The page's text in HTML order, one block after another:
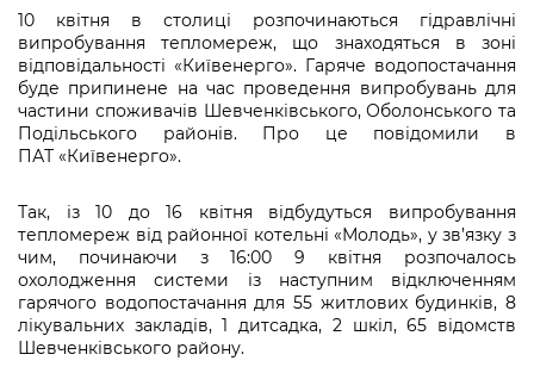
Рішення та розпорядження
Проєкти розпоряджень, що
перебувають на погодженні КМВА
Рішення Київради
Графік роботи та прийому громадян
Вакансії
Статистика
Освіта та навчальні заклади
Дороги, транспорт та парковки
Навколишнє середовище міста
Містобудування та земельні ділянки
Культура, спорт, дозвілля
Бізнес та ліцензування
Фінанси та бюджет
Громадська експертиза
Громадський бюджет
Консультації з громадськістю
Громадська рада
Петиції
Відкритий бюджет
Контактний центр
Інформація з обмеженим доступом
Подати запит онлайн
Проекти нормативно-правових та
Нормативна база
Питання і відповіді про публічну
інформацію
Порядок оскарження рішень, дій чи
Медіагалерея
Підписатися на новини та анонси від
КМДА / Subscribe to announcements
from the KCSA
Accreditation process
Подати журналістський запит /
Submitting a media request
Зйомки в лікарнях в умовах воєнного
стану / Rules for media coverage of
Портал Послуг
10 квітня в столиці розпочинаються гідравлічні
випробування тепломереж, що знаходяться в зоні
відповідальності «Київенерго». Гаряче водопостачання
буде припинене на час проведення випробувань для
частини споживачів Шевченківського, Оболонського та
Подільського районів. Про це повідомили в
ПАТ «Київенерго».
Так, із 10 до 16 квітня відбудуться випробування
тепломереж від районної котельні «Молодь», у зв’язку з
чим, починаючи з 16:00 9 квітня розпочалось
охолодження системи із наступним відключенням
гарячого водопостачання для 55 житлових будинків, 8
лікувальних закладів, 1 дитсадка, 2 шкіл, 65 відомств
Шевченківського району.